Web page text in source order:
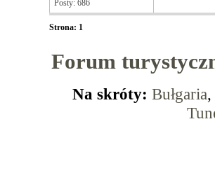
Posty: 686
Strona: 1
Forum
Na skróty: Bułgaria